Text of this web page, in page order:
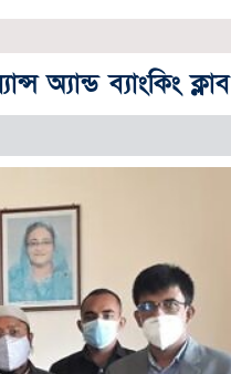
অ্যান্ড ব্যাংকিং ক্লাব